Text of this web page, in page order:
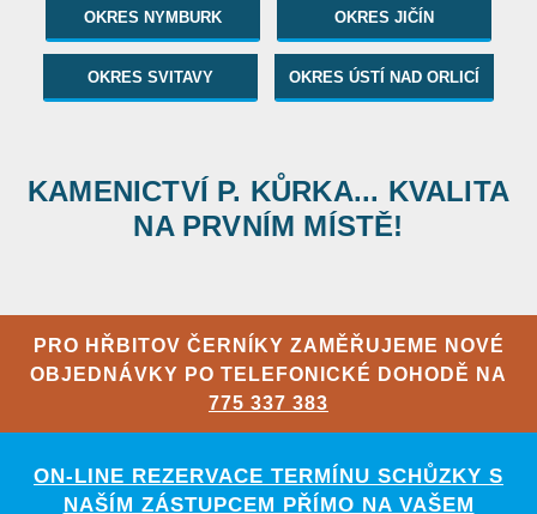
OKRES NYMBURK OKRES JIČÍN
OKRES SVITAVY OKRES ÚSTÍ NAD ORLICÍ
KAMENICTVÍ P. KŮRKA... KVALITA
NA PRVNÍM MÍSTĚ!
PRO HŘBITOV ČERNÍKY ZAMĚŘUJEME NOVÉ
OBJEDNÁVKY PO TELEFONICKÉ DOHODĚ NA
775 337 383
ON-LINE REZERVACE TERMÍNU SCHŮZKY S
NAŠÍM ZÁSTUPCEM PŘÍMO NA VAŠEM